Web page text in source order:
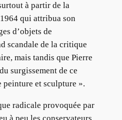
à partir de la
qui attribua son
d’objets de
scandale de la critique
mais tandis que Pierre
surgissement de ce
peinture et sculpture ».
radicale provoquée par